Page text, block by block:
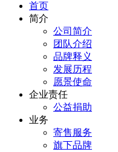
首页
简介
公司简介
团队介绍
品牌释义
发展历程
愿景使命
企业责任
公益捐助
业务
寄售服务
旗下品牌